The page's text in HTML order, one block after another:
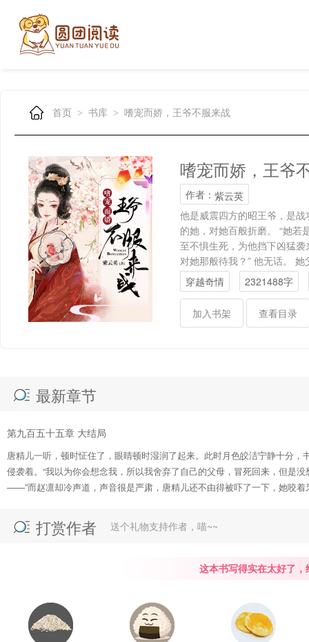
首页 > 书库 > 嗜宠而娇，王爷不服来战
嗜宠而娇，王爷
作者： 紫云英
他是威震四方的昭王爷，是
的她，对她百般折磨。 “她若
至不惧生死，为他挡下凶猛
对她那般待我？” 他无话。
却发现自己身处阴冷的地牢
穿越奇情 2321488字
移除加入书架 查看目录
最新章节
第九百五十五章 大结局
唐精儿一听，顿时怔住了，眼睛顿时湿润了起来。此时月色皎洁宁静十分
侵袭着。“我以为你会想念我，所以我舍弃了自己的父母，冒死回来，但是
——”而赵凛却冷声道，声音很是严肃，唐精儿还不由得被吓了一下，她咬
打赏作者 送个礼物支持作者，喵~~
这本书写得实在太好了